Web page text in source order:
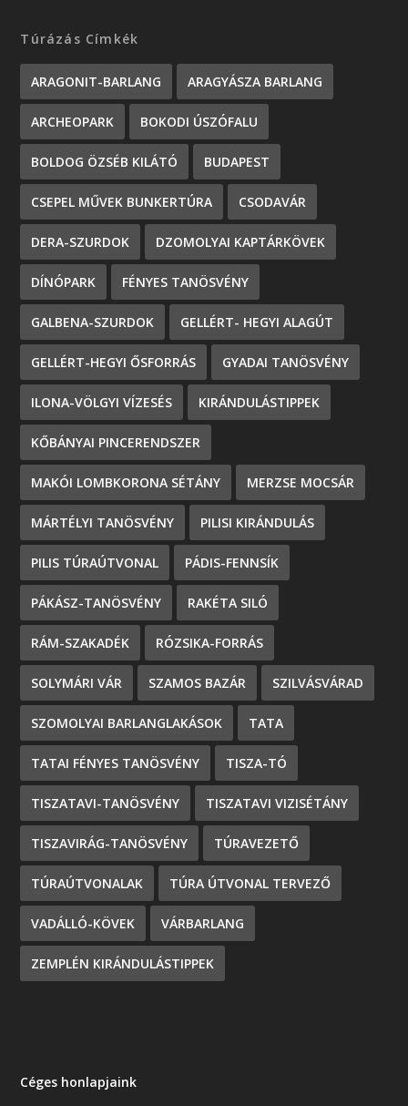
Túrázás Címkék
ARAGONIT-BARLANG ARAGYÁSZA BARLANG
ARCHEOPARK BOKODI ÚSZÓFALU
BOLDOG ÖZSÉB KILÁTÓ BUDAPEST
CSEPEL MŰVEK BUNKERTÚRA CSODAVÁR
DERA-SZURDOK DZOMOLYAI KAPTÁRKÖVEK
DÍNÓPARK FÉNYES TANÖSVÉNY
GALBENA-SZURDOK GELLÉRT- HEGYI ALAGÚT
GELLÉRT-HEGYI ŐSFORRÁS GYADAI TANÖSVÉNY
ILONA-VÖLGYI VÍZESÉS KIRÁNDULÁSTIPPEK
KŐBÁNYAI PINCERENDSZER
MAKÓI LOMBKORONA SÉTÁNY MERZSE MOCSÁR
MÁRTÉLYI TANÖSVÉNY PILISI KIRÁNDULÁS
PILIS TÚRAÚTVONAL PÁDIS-FENNSÍK
PÁKÁSZ-TANÖSVÉNY RAKÉTA SILÓ
RÁM-SZAKADÉK RÓZSIKA-FORRÁS
SOLYMÁRI VÁR SZAMOS BAZÁR SZILVÁSVÁRAD
SZOMOLYAI BARLANGLAKÁSOK TATA
TATAI FÉNYES TANÖSVÉNY TISZA-TÓ
TISZATAVI-TANÖSVÉNY TISZATAVI VIZISÉTÁNY
TISZAVIRÁG-TANÖSVÉNY TÚRAVEZETŐ
TÚRAÚTVONALAK TÚRA ÚTVONAL TERVEZŐ
VADÁLLÓ-KÖVEK VÁRBARLANG
ZEMPLÉN KIRÁNDULÁSTIPPEK
Céges honlapjaink